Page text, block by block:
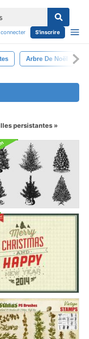
S'inscrire
Arbre De Noël
persistantes